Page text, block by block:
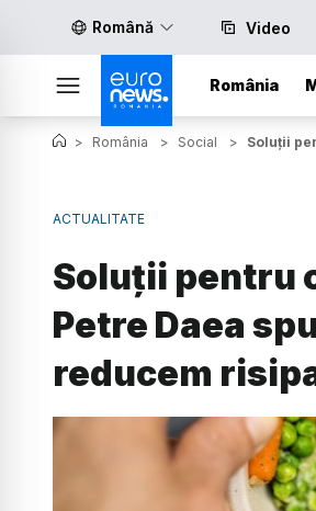
Română Video
România
> România > Social > Soluții
ACTUALITATE
Soluții pentru
Petre Daea
reducem